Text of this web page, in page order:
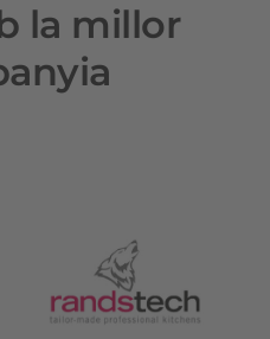
la millor